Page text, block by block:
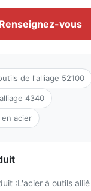
Renseignez-vous
de l'alliage 52100
4340
en acier
:L'acier à outils